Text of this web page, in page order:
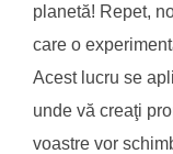
planetă! Repet,
care o
Acest lucru se
unde vă creaţi
voastre vor